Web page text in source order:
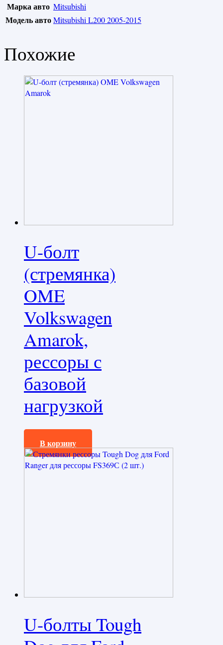
Марка авто Mitsubishi
Модель автоMitsubishi L200 2005-2015
Похожие
U-болт
(стремянка)
OME
Volkswagen
Amarok,
рессоры с
базовой
нагрузкой
1600,0₽
В корзину
U-болты Tough